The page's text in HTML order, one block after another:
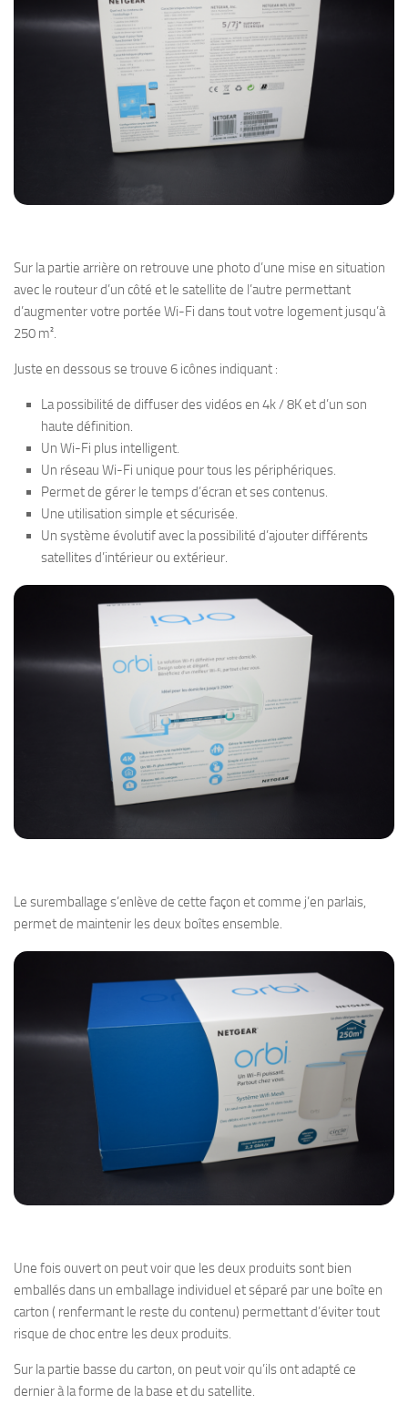
Sur la partie arrière on retrouve une photo d’une mise en situation
avec le routeur d’un côté et le satellite de l’autre permettant
d’augmenter votre portée Wi-Fi dans tout votre logement jusqu’à
250 m².
Juste en dessous se trouve 6 icônes indiquant :
La possibilité de diffuser des vidéos en 4k / 8K et d’un son
haute définition.
Un Wi-Fi plus intelligent.
Un réseau Wi-Fi unique pour tous les périphériques.
Permet de gérer le temps d’écran et ses contenus.
Une utilisation simple et sécurisée.
Un système évolutif avec la possibilité d’ajouter différents
satellites d’intérieur ou extérieur.
Le suremballage s’enlève de cette façon et comme j’en parlais,
permet de maintenir les deux boîtes ensemble.
Une fois ouvert on peut voir que les deux produits sont bien
emballés dans un emballage individuel et séparé par une boîte en
carton ( renfermant le reste du contenu) permettant d’éviter tout
risque de choc entre les deux produits.
Sur la partie basse du carton, on peut voir qu’ils ont adapté ce
dernier à la forme de la base et du satellite.